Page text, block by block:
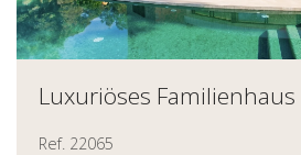
Luxuriöses Familienhaus
Ref. 22065